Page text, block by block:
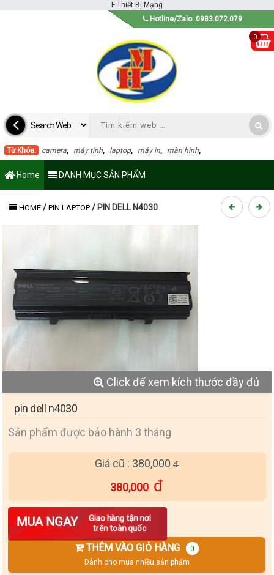
F Thiết Bị Mạng
Hotline/Zalo: 0983.072.079
Từ Khóa: camera, máy tính, laptop, máy in, màn hình,
Home DANH MỤC SẢN PHẨM
HOME / PIN LAPTOP / PIN DELL N4030
Click để xem kích thước đầy đủ
pin dell n4030
Sản phẩm được bảo hành 3 tháng
Giá cũ : 380,000
380,000
MUA NGAY
Giao hàng tận nơi
trên toàn quốc
Số lượng
THÊM VÀO GIỎ HÀNG
0
Dành cho mua nhiều sản phẩm
0